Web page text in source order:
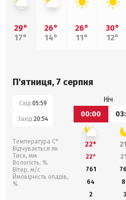
29°
17°
26°
14°
26°
11°
30°
12°
П'ятниця, 7 серпня
Схід:05:59
Захід:20:54
Температура С°
Відчувається як
Тиск, мм
Вологість, %
Вітер, м/с
Ймовірність опадів,
%
Ніч
00:00
22°
22°
761
64
2
3